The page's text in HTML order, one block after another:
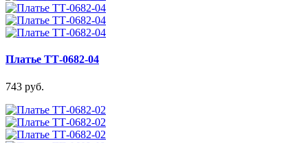
Платье ТТ-0682-04
743 руб.